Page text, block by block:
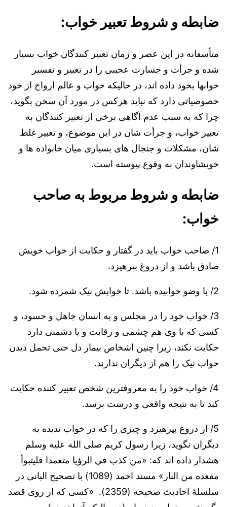
ضابطه و شروط تعبیر خواب:
متأسفانه در این عصر و زمان تعبیر کنندگان خواب بسیار
شده و جرأت و جسارت عجیبی را در تعبیر و تفسیر
خوابها بخود داده اند، در حالیکه خواب و عالم ارواح از خود
خصوصیاتی دارد که نباید هرکس در مورد آن سخن بگوید،
چرا که به سبب عدم آگاهی برخی از تعبیر کنندگان به
تعبیر خواب، و جرأت شان در این موضوع، و تعبیر غلط
شان، مشکلات و جنجال های بسیاری میان خانواده ها و
خویشاوندان به وقوع پیوسته است.
ضابطه و شروط مربوط به صاحب
خواب:
1/ صاحب خواب باید در گفتار و حکایت از خواب خویش
صادق باشد و از دروغ بپرهیزد.
2/ با وضو خوابیده باشد. تا خوابش نیک شمرده شود.
3/ خواب خود را در مجلس و به انسان جاهل و حسود، و
کسی که با وی هم چشمی و رقابت و یا دشمنی دارد
حکایت نکند، زیرا چنین اشخاص بیمار دل حتی تحمل دیدن
خواب نیک را هم از دیگران ندارند.
4/ خواب خود را به معروفترین شخص تعبیر کننده حکایت
کند تا به نتیجه واقعی و درست برسد.
5/ از دروغ بپرهیزد و چیزی را که در خواب ندیده به
دیگران نگوید، زیرا رسول کریم صلی الله علیه وسلم
هشدار داده اند که: «من كذب في الرؤيا متعمدا فليتبوأ
مقعده من النار» مسند احمد (1089) با تصحیح البانی در
سلسلۀ احادیث صحیحه (2359). «کسی که از روی قصد